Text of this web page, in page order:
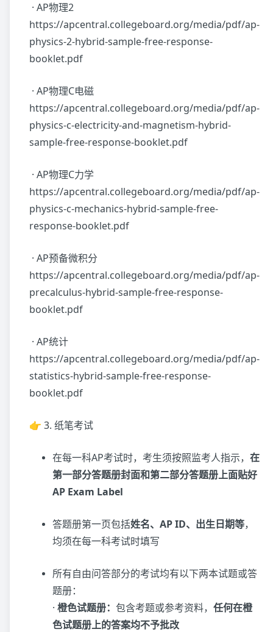
· AP物理2
https://apcentral.collegeboard.org/media/pdf/ap-
physics-2-hybrid-sample-free-response-
booklet.pdf
· AP物理C电磁
https://apcentral.collegeboard.org/media/pdf/ap-
physics-c-electricity-and-magnetism-hybrid-
sample-free-response-booklet.pdf
· AP物理C力学
https://apcentral.collegeboard.org/media/pdf/ap-
physics-c-mechanics-hybrid-sample-free-
response-booklet.pdf
· AP预备微积分
https://apcentral.collegeboard.org/media/pdf/ap-
precalculus-hybrid-sample-free-response-
booklet.pdf
· AP统计
https://apcentral.collegeboard.org/media/pdf/ap-
statistics-hybrid-sample-free-response-
booklet.pdf
👉 3. 纸笔考试
在每一科AP考试时，考生须按照监考人指示， 在
第一部分答题册封面和第二部分答题册上面贴好
AP Exam Label
答题册第一页包括姓名、AP ID、出生日期等，
均须在每一科考试时填写
所有自由问答部分的考试均有以下两本试题或答
题册：
· 橙色试题册： 包含考题或参考资料， 任何在橙
色试题册上的答案均不予批改